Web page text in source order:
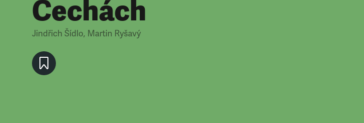
Čechách
Jindřich Šídlo, Martin Ryšavý